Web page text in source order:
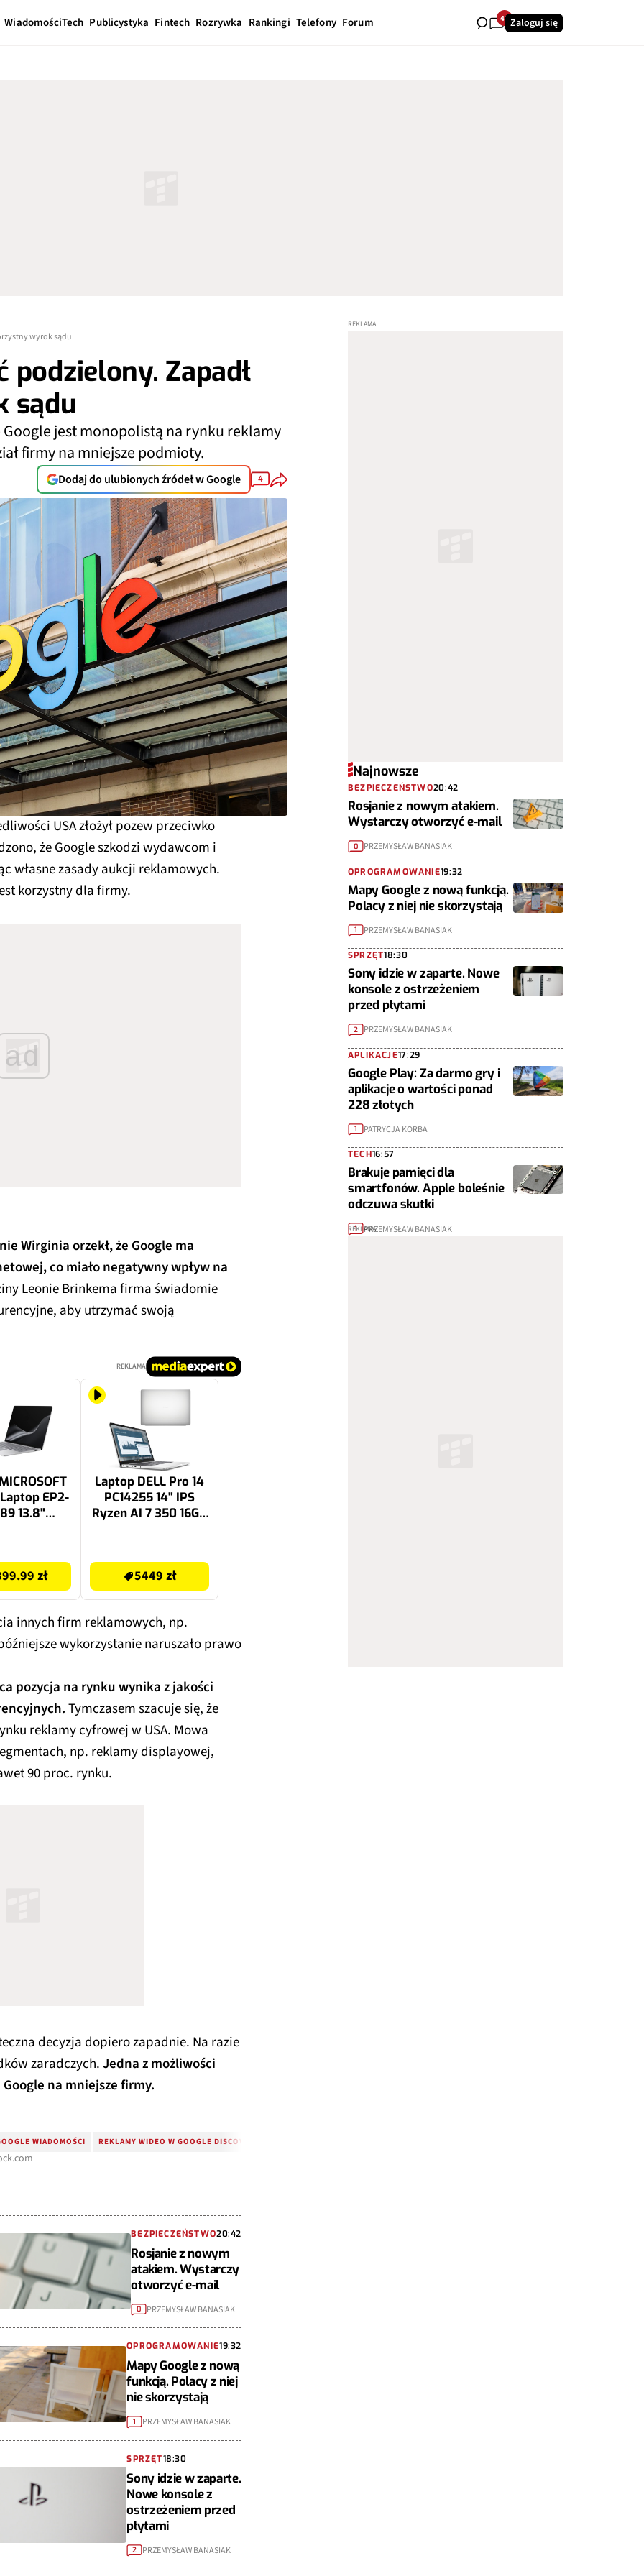
WiadomościTech Publicystyka Fintech Rozrywka Rankingi Telefony Forum 40Zaloguj się
wyrok sądu
podzielony. Zapadł
sądu
Google jest monopolistą na rynku reklamy
firmy na mniejsze podmioty.
Dodaj do ulubionych źródeł w Google 4
USA złożył pozew przeciwko
że Google szkodzi wydawcom i
własne zasady aukcji reklamowych.
korzystny dla firmy.
ad
Wirginia orzekł, że Google ma
co miało negatywny wpływ na
Leonie Brinkema firma świadomie
aby utrzymać swoją
REKLAMA
EP2-
13.8"
11
zł
Laptop DELL Pro 14
PC14255 14" IPS
Ryzen AI 7 350 16GB
Professional,
Funkcje AI
5449 zł
innych firm reklamowych, np.
wykorzystanie naruszało prawo
pozycja na rynku wynika z jakości
Tymczasem szacuje się, że
reklamy cyfrowej w USA. Mowa
np. reklamy displayowej,
90 proc. rynku.
decyzja dopiero zapadnie. Na razie
zaradczych.Jedna z możliwości
na mniejsze firmy.
WIADOMOŚCI REKLAMY WIDEO W GOOGLE DISCOVER
BEZPIECZEŃSTWO20:42
Rosjanie z nowym
atakiem. Wystarczy
otworzyć e-mail
0 PRZEMYSŁAW BANASIAK
OPROGRAMOWANIE19:32
Mapy Google z nową
funkcją. Polacy z niej
nie skorzystają
1 PRZEMYSŁAW BANASIAK
SPRZĘT18:30
Sony idzie w zaparte.
Nowe konsole z
ostrzeżeniem przed
płytami
2 PRZEMYSŁAW BANASIAK
Najnowsze
BEZPIECZEŃSTWO20:42
Rosjanie z nowym atakiem.
Wystarczy otworzyć e-mail
0 PRZEMYSŁAW BANASIAK
OPROGRAMOWANIE19:32
Mapy Google z nową funkcją.
Polacy z niej nie skorzystają
1 PRZEMYSŁAW BANASIAK
SPRZĘT18:30
Sony idzie w zaparte. Nowe
konsole z ostrzeżeniem
przed płytami
2 PRZEMYSŁAW BANASIAK
APLIKACJE17:29
Google Play: Za darmo gry i
aplikacje o wartości ponad
228 złotych
1 PATRYCJA KORBA
TECH16:57
Brakuje pamięci dla
smartfonów. Apple boleśnie
odczuwa skutki
1 PRZEMYSŁAW BANASIAK